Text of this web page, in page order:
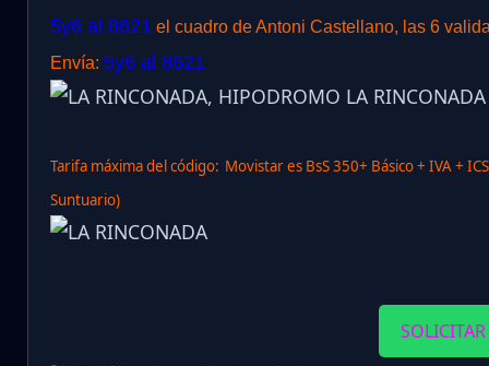
5y6 al 8621 el cuadro de Antoni Castellano, las 6
Envía: 5y6 al 8621
Tarifa máxima del código: Movistar es BsS 350+ Básico + IVA +
Suntuario)